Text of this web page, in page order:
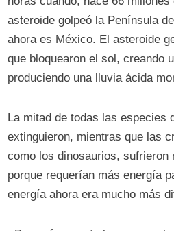
asteroide golpeó la Península
ahora es México. El asteroide
que bloquearon el sol, creando
produciendo una lluvia ácida
La mitad de todas las especies
extinguieron, mientras que las
como los dinosaurios, sufrieron
porque requerían más energía
energía ahora era mucho más